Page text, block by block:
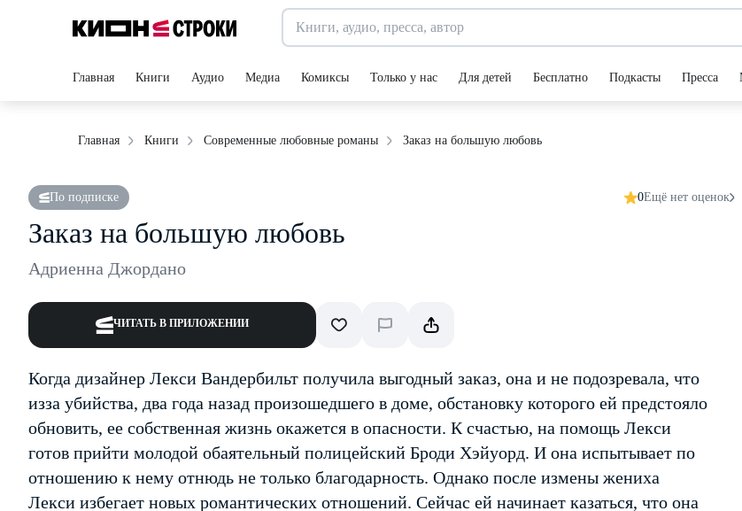
Главная Книги Аудио Медиа Комиксы Только у нас Для детей Бесплатно Подкасты Пресса
Главная Книги Современные любовные романы Заказ на большую любовь
По подписке 0Ещё нет оценок
Заказ на большую любовь
Адриенна Джордано
ЧИТАТЬ В ПРИЛОЖЕНИИ
Когда дизайнер Лекси Вандербильт получила выгодный заказ, она и не подозревала, что
из­за убийства, два года назад произошедшего в доме, обстановку которого ей предстояло
обновить, ее собственная жизнь окажется в опасности. К счастью, на помощь Лекси
готов прийти молодой обаятельный полицейский Броди Хэйуорд. И она испытывает по
отношению к нему отнюдь не только благодарность. Однако после измены жениха
Лекси избегает новых романтических отношений. Сейчас ей начинает казаться, что она